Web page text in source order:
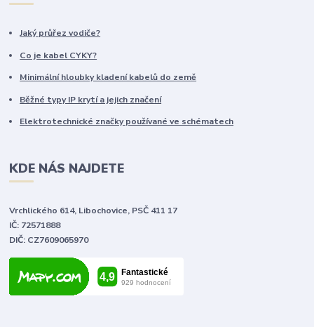
Jaký průřez vodiče?
Co je kabel CYKY?
Minimální hloubky kladení kabelů do země
Běžné typy IP krytí a jejich značení
Elektrotechnické značky používané ve schématech
KDE NÁS NAJDETE
Vrchlického 614, Libochovice, PSČ 411 17
IČ: 72571888
DIČ: CZ7609065970